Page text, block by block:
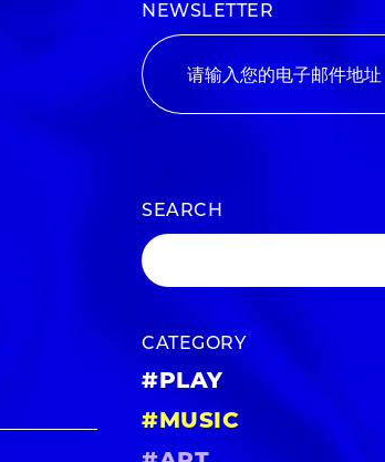
NEWSLETTER
SEARCH
CATEGORY
#PLAY
#MUSIC